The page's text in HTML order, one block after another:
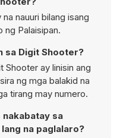
nauuri bilang isang
ng Palaisipan.
sa Digit Shooter?
Shooter ay linisin ang
ng mga balakid na
tirang may numero.
sa
na paglalaro?